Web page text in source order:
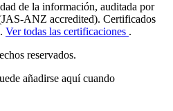
de la información, auditada por
ANZ accredited). Certificados
Ver todas las certificaciones .
reservados.
añadirse aquí cuando